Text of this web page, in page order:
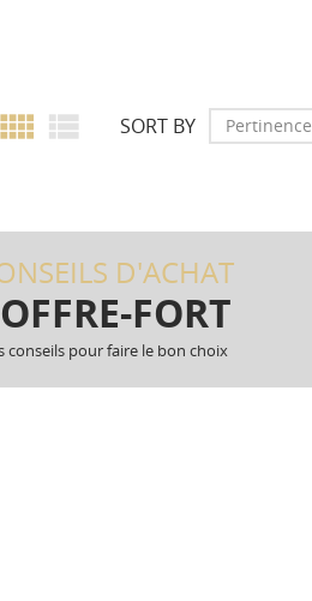
  SORT BY Pertinence
D'ACHAT
FORT
conseils pour faire le bon choix